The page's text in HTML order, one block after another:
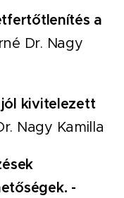
a
Dr. Nagy
kivitelezett
Nagy Kamilla
-